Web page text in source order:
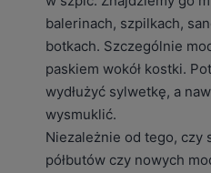
balerinach, szpilkach,
botkach. Szczególnie
paskiem wokół kostki.
wydłużyć sylwetkę, a
wysmuklić.
Niezależnie od tego, czy
półbutów czy nowych